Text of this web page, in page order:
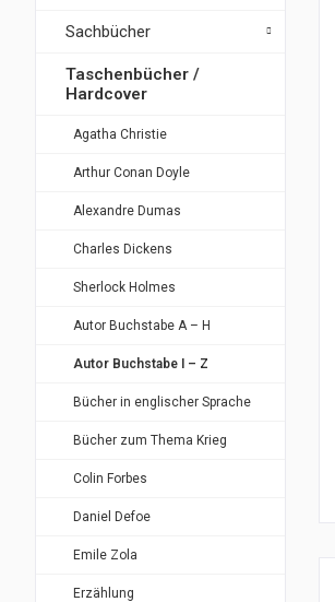
Sachbücher
Taschenbücher /
Hardcover
Agatha Christie
Arthur Conan Doyle
Alexandre Dumas
Charles Dickens
Sherlock Holmes
Autor Buchstabe A – H
Autor Buchstabe I – Z
Bücher in englischer Sprache
Bücher zum Thema Krieg
Colin Forbes
Daniel Defoe
Emile Zola
Erzählung